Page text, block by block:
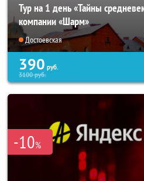
Тур на 1 день «Тайны
компании «Шарм»
Достоевская
390 руб.
3100руб.
-10%